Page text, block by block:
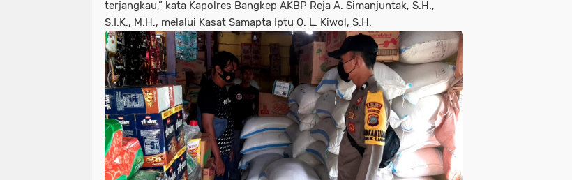
terjangkau,” kata Kapolres Bangkep AKBP Reja A. Simanjuntak, S.H.,
S.I.K., M.H., melalui Kasat Samapta Iptu O. L. Kiwol, S.H.